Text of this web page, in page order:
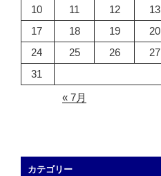
10
11 12 13
17
18 19 20
24
25 26 27
31
« 7月
カテゴリー